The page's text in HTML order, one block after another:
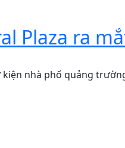
Plaza ra
nhà phố quảng